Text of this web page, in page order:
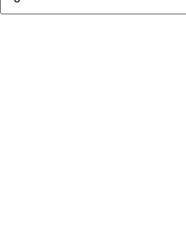
piedāvājumi